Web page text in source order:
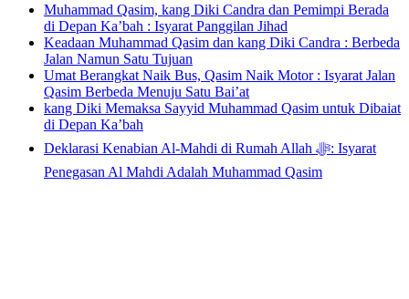
Muhammad Qasim, kang Diki Candra dan Pemimpi Berada
di Depan Ka’bah : Isyarat Panggilan Jihad
Keadaan Muhammad Qasim dan kang Diki Candra : Berbeda
Jalan Namun Satu Tujuan
Umat Berangkat Naik Bus, Qasim Naik Motor : Isyarat Jalan
Qasim Berbeda Menuju Satu Bai’at
kang Diki Memaksa Sayyid Muhammad Qasim untuk Dibaiat
di Depan Ka’bah
Deklarasi Kenabian Al-Mahdi di Rumah Allah ﷻ: Isyarat
Penegasan Al Mahdi Adalah Muhammad Qasim